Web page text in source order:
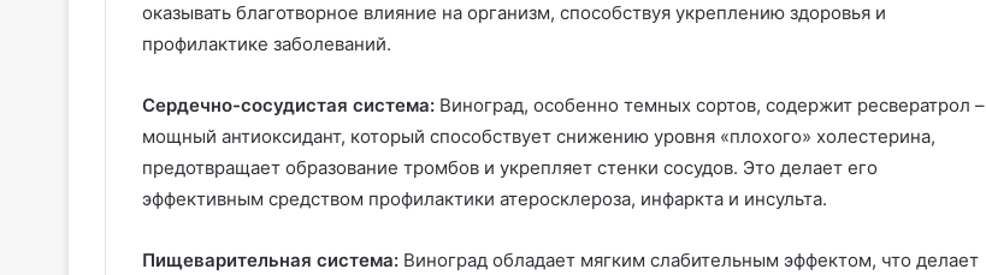
оказывать благотворное влияние на организм, способствуя укреплению здоровья и
профилактике заболеваний.
Сердечно-сосудистая система: Виноград, особенно темных сортов, содержит ресвератрол –
мощный антиоксидант, который способствует снижению уровня «плохого» холестерина,
предотвращает образование тромбов и укрепляет стенки сосудов. Это делает его
эффективным средством профилактики атеросклероза, инфаркта и инсульта.
Пищеварительная система: Виноград обладает мягким слабительным эффектом, что делает